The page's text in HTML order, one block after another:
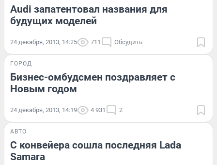
Audi запатентовал названия для
будущих моделей
24 декабря, 2013, 14:25 711 Обсудить
ГОРОД
Бизнес-омбудсмен поздравляет с
Новым годом
24 декабря, 2013, 14:19 4 931 2
АВТО
С конвейера сошла последняя Lada
Samara